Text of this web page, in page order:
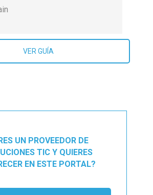
VER GUÍA
UN PROVEEDOR DE
TIC Y QUIERES
EN ESTE PORTAL?